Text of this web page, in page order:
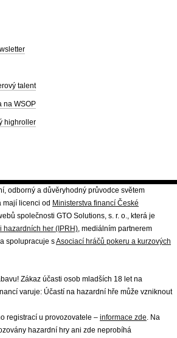
talent
na WSOP
highroller
odborný a důvěryhodný průvodce světem
mají licenci od Ministerstva financí České
společnosti GTO Solutions, s. r. o., která je
hazardních her (IPRH), mediálním partnerem
a spolupracuje sAsociací hráčů pokeru a kurzových
Zákaz účasti osob mladších 18 let na
varuje: Účastí na hazardní hře může vzniknout
registrací u provozovatele – informace zde. Na
hazardní hry ani zde neprobíhá